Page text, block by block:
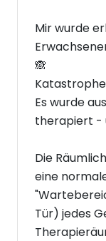
Mir wurde
🙈
Es wurde
therapiert -
Die
eine
Tür) jedes